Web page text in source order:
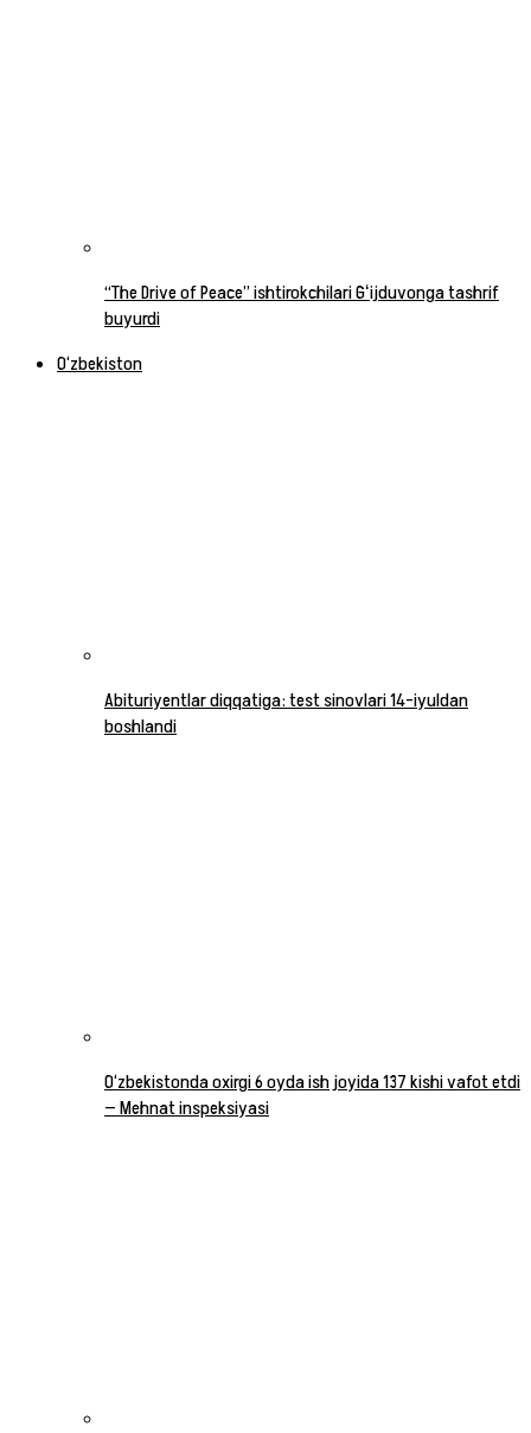
“The Drive of Peace” ishtirokchilari Gʻijduvonga tashrif
buyurdi
O‘zbekiston
Abituriyentlar diqqatiga: test sinovlari 14-iyuldan
boshlandi
O‘zbekistonda oxirgi 6 oyda ish joyida 137 kishi vafot etdi
— Mehnat inspeksiyasi